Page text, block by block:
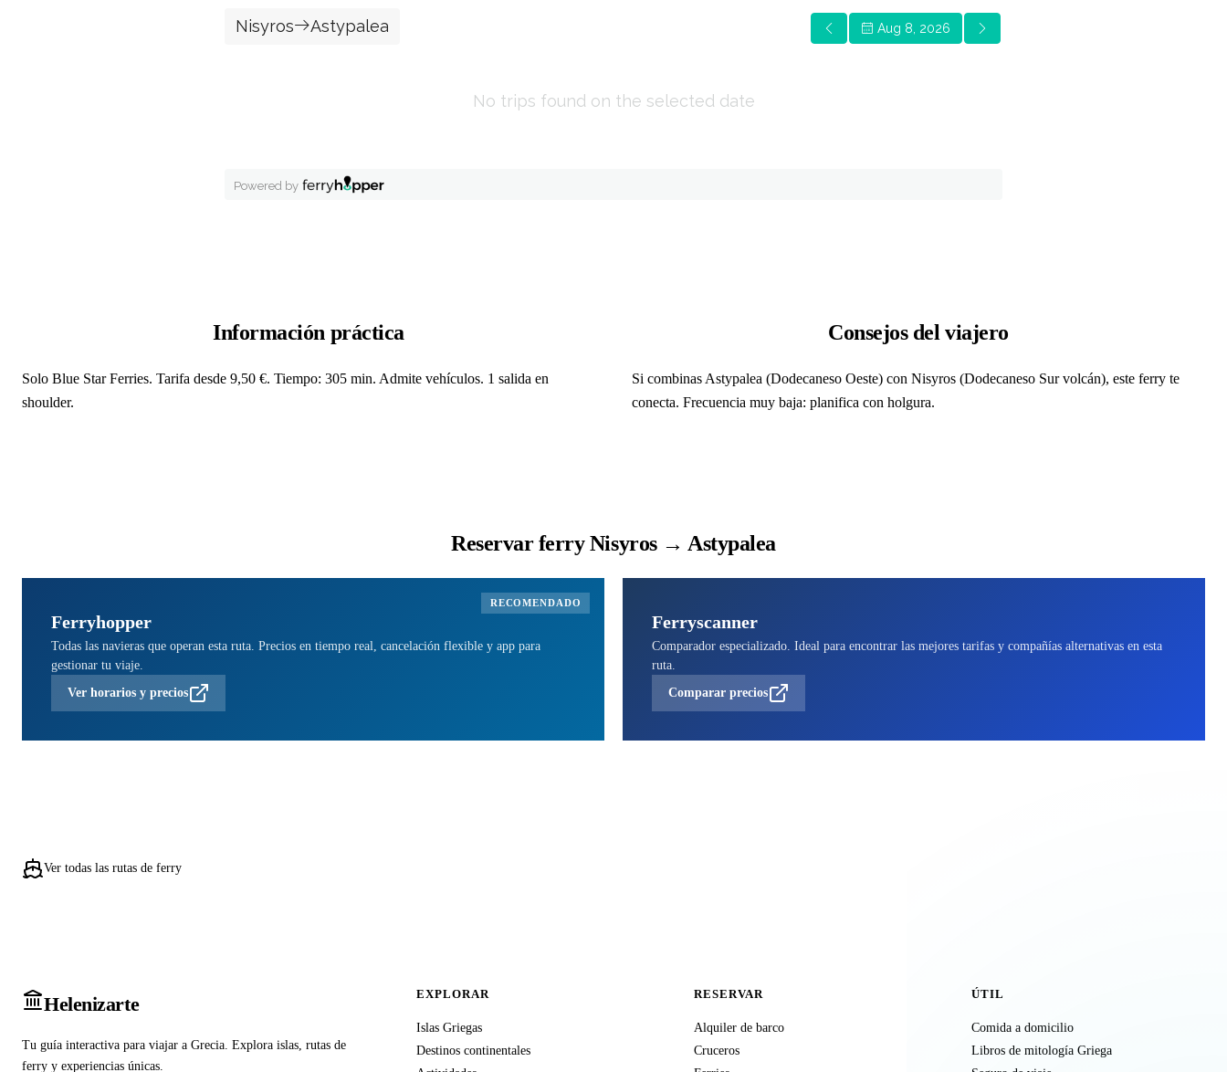
Información práctica
Solo Blue Star Ferries. Tarifa desde 9,50 €. Tiempo: 305 min. Admite vehículos. 1 salida en
shoulder.
Consejos del viajero
Si combinas Astypalea (Dodecaneso Oeste) con Nisyros (Dodecaneso Sur volcán), este ferry te
conecta. Frecuencia muy baja: planifica con holgura.
Reservar ferry Nisyros → Astypalea
RECOMENDADO
Ferryhopper
Todas las navieras que operan esta ruta. Precios en tiempo real, cancelación flexible y app para
gestionar tu viaje.
Ver horarios y precios
Ferryscanner
Comparador especializado. Ideal para encontrar las mejores tarifas y compañías alternativas en esta
ruta.
Comparar precios
Ver todas las rutas de ferry
Helenizarte
Tu guía interactiva para viajar a Grecia. Explora islas, rutas de
ferry y experiencias únicas.
EXPLORAR
Islas Griegas
Destinos continentales
RESERVAR
Alquiler de barco
Cruceros
ÚTIL
Comida a domicilio
Libros de mitología Griega